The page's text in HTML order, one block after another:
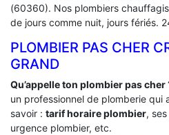
(60360). Nos plombiers
de jours comme nuit, jours fériés.
PLOMBIER PAS CHER
GRAND
Qu’appelle ton plombier pas cher
un professionnel de plomberie qui
savoir : tarif horaire plombier,
urgence plombier, etc.